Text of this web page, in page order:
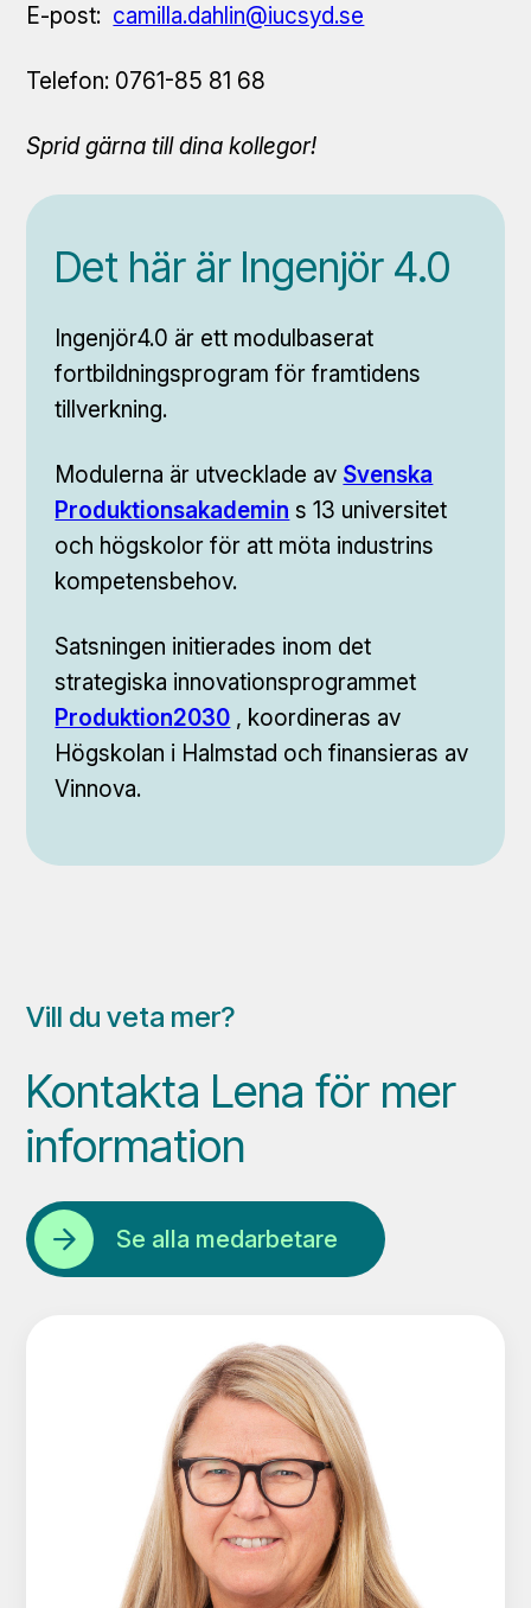
E-post: camilla.dahlin@iucsyd.se
Telefon: 0761-85 81 68
Sprid gärna till dina kollegor!
Det här är Ingenjör 4.0
Ingenjör4.0 är ett modulbaserat
fortbildningsprogram för framtidens
tillverkning.
Modulerna är utvecklade av Svenska
Produktionsakademin s 13 universitet
och högskolor för att möta industrins
kompetensbehov.
Satsningen initierades inom det
strategiska innovationsprogrammet
Produktion2030 , koordineras av
Högskolan i Halmstad och finansieras av
Vinnova.
Vill du veta mer?
Kontakta Lena för mer
information
Se alla medarbetare